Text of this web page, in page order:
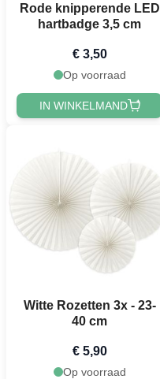
Rode knipperende LED
hartbadge 3,5 cm
€ 3,50
Op voorraad
IN WINKELMAND
Witte Rozetten 3x - 23-
40 cm
€ 5,90
Op voorraad